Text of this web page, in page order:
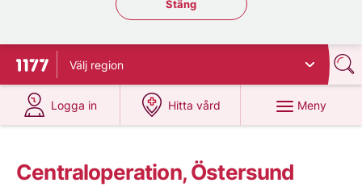
Stäng regionsväljaren
Stäng
Till startsidan för 1177
Välj region
Logga in
på 1177.se
Hitta vård
på 1177.se
Meny
Centraloperation, Östersund